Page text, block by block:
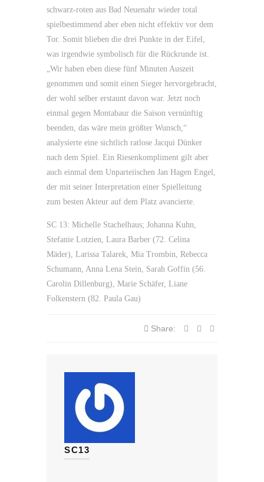
schwarz-roten aus Bad Neuenahr wieder total
spielbestimmend aber eben nicht effektiv vor dem
Tor. Somit blieben die drei Punkte in der Eifel,
was irgendwie symbolisch für die Rückrunde ist.
„Wir haben eben diese fünf Minuten Auszeit
genommen und somit einen Sieger hervorgebracht,
der wohl selber erstaunt davon war. Jetzt noch
einmal gegen Montabaur die Saison vernünftig
beenden, das wäre mein größter Wunsch,“
analysierte eine sichtlich ratlose Jacqui Dünker
nach dem Spiel. Ein Riesenkompliment gilt aber
auch einmal dem Unparteiischen Jan Hagen Engel,
der mit seiner Interpretation einer Spielleitung
zum besten Akteur auf dem Platz avancierte.
SC 13: Michelle Stachelhaus; Johanna Kuhn,
Stefanie Lotzien, Laura Barber (72. Celina
Mäder), Larissa Talarek, Mia Trombin, Rebecca
Schumann, Anna Lena Stein, Sarah Goffin (56.
Carolin Dillenburg), Marie Schäfer, Liane
Folkenstern (82. Paula Gau)
Share:
SC13